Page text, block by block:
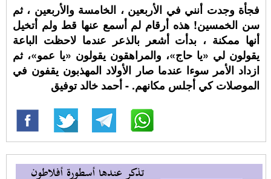
فجأة وجدت أنني في الأربعين ، الخامسة والأربعين ، ثم
سن الخمسين! هذه أرقام لم أسمع عنها قط ولم أتخيل
أنها ممكنة ، بدأت أشعر بالذعر عندما لاحظت الباعة
يقولون لي «يا حاج»، والمراهقون يقولون «يا عمو»، ثم
ازداد الأمر سوءا عندما صار الأولاد المهذبون يقفون في
الموصلات كي أجلس مكانهم. - أحمد خالد توفيق